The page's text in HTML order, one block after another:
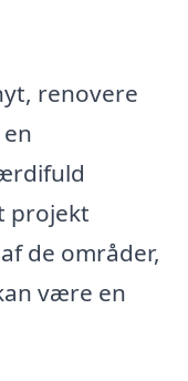
renovere
projekt
de områder,
være en